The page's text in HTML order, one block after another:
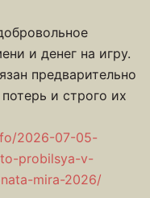
и денег на игру.
предварительно
и строго их
2026-07-05-
probilsya-v-
mira-2026/